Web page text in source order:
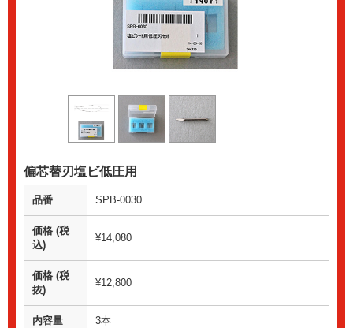
偏芯替刃塩ビ低圧用
品番 SPB-0030
価格 (税
込)
¥14,080
価格 (税
抜)
¥12,800
内容量 3本